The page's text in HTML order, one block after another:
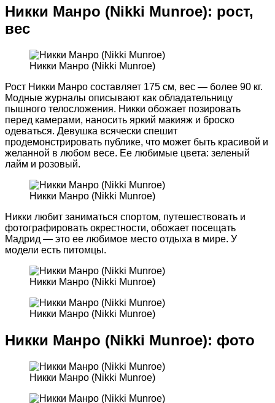
Никки Манро (Nikki Munroe): рост,
вес
Никки Манро (Nikki Munroe)
Рост Никки Манро составляет 175 см, вес — более 90 кг.
Модные журналы описывают как обладательницу
пышного телосложения. Никки обожает позировать
перед камерами, наносить яркий макияж и броско
одеваться. Девушка всячески спешит
продемонстрировать публике, что может быть красивой и
желанной в любом весе. Ее любимые цвета: зеленый
лайм и розовый.
Никки Манро (Nikki Munroe)
Никки любит заниматься спортом, путешествовать и
фотографировать окрестности, обожает посещать
Мадрид — это ее любимое место отдыха в мире. У
модели есть питомцы.
Никки Манро (Nikki Munroe)
Никки Манро (Nikki Munroe)
Никки Манро (Nikki Munroe): фото
Никки Манро (Nikki Munroe)